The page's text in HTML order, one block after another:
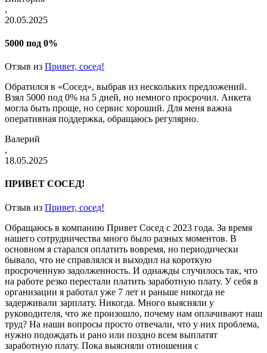
,
20.05.2025
5000 под 0%
Отзыв из Привет, сосед!
Обратился в «Сосед», выбрав из нескольких предложений.
Взял 5000 под 0% на 5 дней, но немного просрочил. Анкета
могла быть проще, но сервис хороший. Для меня важна
оперативная поддержка, обращаюсь регулярно.
Валерий
,
18.05.2025
ПРИВЕТ СОСЕД!
Отзыв из Привет, сосед!
Обращаюсь в компанию Привет Сосед с 2023 года. За время
нашего сотрудничества много было разных моментов. В
основном я старался оплатить вовремя, но периодически
бывало, что не справлялся и выходил на короткую
просроченную задолженность. И однажды случилось так, что
на работе резко перестали платить заработную плату. У себя в
организации я работал уже 7 лет и раньше никогда не
задерживали зарплату. Никогда. Много выясняли у
руководителя, что же произошло, почему нам оплачивают наш
труд? На наши вопросы просто отвечали, что у них проблема,
нужно подождать и рано или поздно всем выплатят
заработную плату. Пока выясняли отношения с